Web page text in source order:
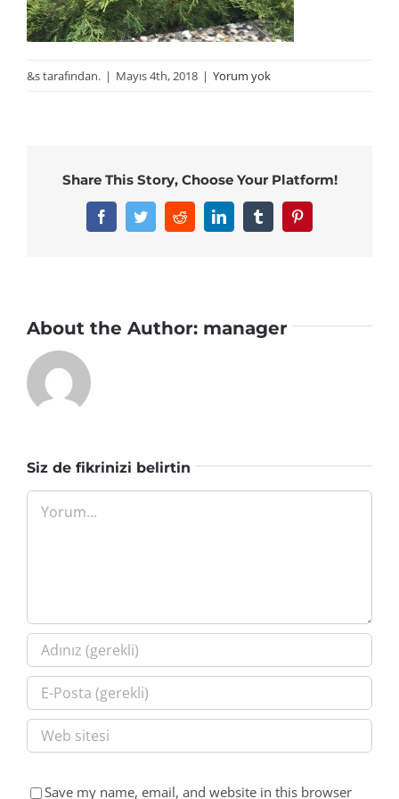
&s tarafından. | Mayıs 4th, 2018 | Yorum yok
Share This Story, Choose Your Platform!
FacebookTwitterRedditLinkedInTumblrPinterest
About the Author: manager
Siz de fikrinizi belirtin
Save my name, email, and website in this browser